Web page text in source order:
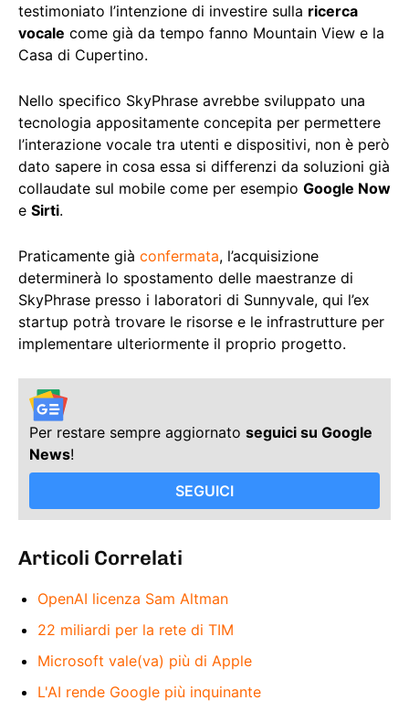
testimoniato l’intenzione di investire sulla ricerca
vocale come già da tempo fanno Mountain View e la
Casa di Cupertino.
Nello specifico SkyPhrase avrebbe sviluppato una
tecnologia appositamente concepita per permettere
l’interazione vocale tra utenti e dispositivi, non è però
dato sapere in cosa essa si differenzi da soluzioni già
collaudate sul mobile come per esempio Google Now
e Sirti.
Praticamente già confermata, l’acquisizione
determinerà lo spostamento delle maestranze di
SkyPhrase presso i laboratori di Sunnyvale, qui l’ex
startup potrà trovare le risorse e le infrastrutture per
implementare ulteriormente il proprio progetto.
Per restare sempre aggiornato seguici su Google
News!
SEGUICI
Articoli Correlati
OpenAI licenza Sam Altman
22 miliardi per la rete di TIM
Microsoft vale(va) più di Apple
L'AI rende Google più inquinante